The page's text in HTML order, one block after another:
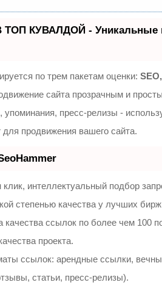
ТОП КУВАЛДОЙ - Уникальные
по трем пакетам оценки:
сайта прозрачным и
упоминания, пресс-релизы -
продвижения вашего сайта.
интеллектуальный подбор
степенью качества у лучших
качества ссылок по более чем 100
проекта.
ссылок: арендные ссылки,
статьи, пресс-релизы).